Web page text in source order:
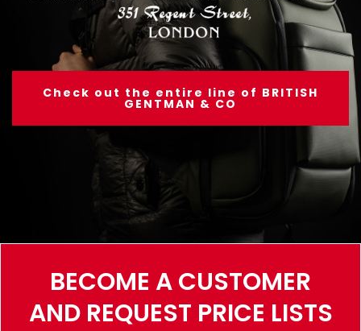
Check out the entire line of BRITISH
GENTMAN & CO
BECOME A CUSTOMER
AND REQUEST PRICE LISTS